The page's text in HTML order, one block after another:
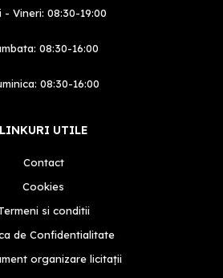
- Vineri: 08:30-19:00
08:30-16:00
08:30-16:00
LINKURI UTILE
Contact
Cookies
si conditii
de Confidentialitate
organizare licitații